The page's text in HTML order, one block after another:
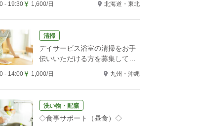
- 19:30 1,600/日 北海道・東北
清掃
デイサービス浴室の清掃をお手
伝いいただける方を募集してい
- 14:00 1,000/日 九州・沖縄
洗い物・配膳
◇食事サポート（昼食）◇